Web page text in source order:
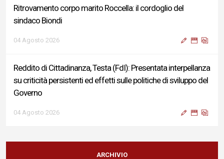
Ritrovamento corpo marito Roccella: il cordoglio del
sindaco Biondi
04 Agosto 2026
Reddito di Cittadinanza, Testa (FdI): Presentata interpellanza
su criticità persistenti ed effetti sulle politiche di sviluppo del
Governo
04 Agosto 2026
Sigismondi, Liris e Testa: “Profondo cordoglio e vicinanza al
Ministro Roccella e alla sua famiglia”
ARCHIVIO